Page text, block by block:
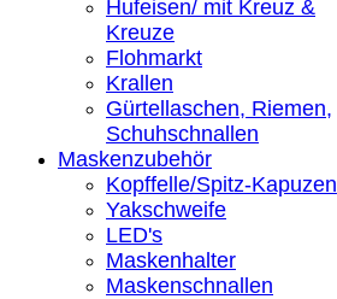
Hufeisen/ mit Kreuz &
Kreuze
Flohmarkt
Krallen
Gürtellaschen, Riemen,
Schuhschnallen
Maskenzubehör
Kopffelle/Spitz-Kapuzen
Yakschweife
LED's
Maskenhalter
Maskenschnallen